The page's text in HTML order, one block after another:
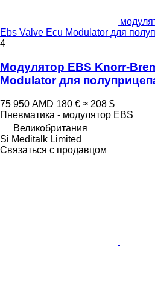
Ebs Valve Ecu Modulator для
4
Модулятор EBS Knorr-
Modulator для
75 950 AMD 180 € ≈ 208 $
Пневматика - модулятор EBS
Великобритания
Si Meditalk Limited
Связаться с продавцом